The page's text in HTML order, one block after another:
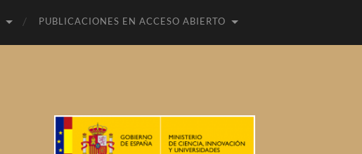
PUBLICACIONES EN ACCESO ABIERTO